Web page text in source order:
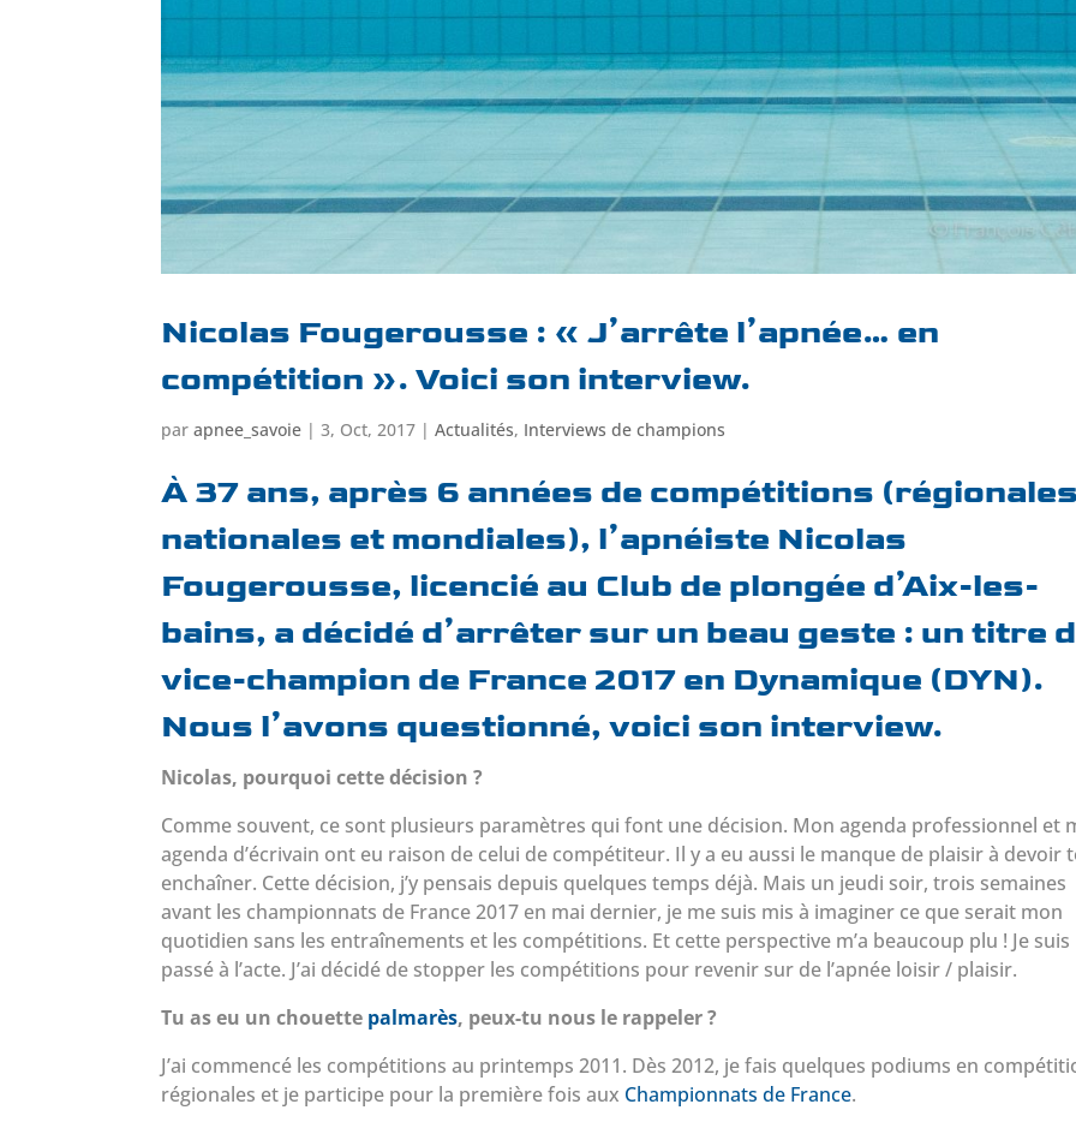
Nicolas Fougerousse : « J’arrête l’apnée… en
compétition ». Voici son interview.
parapnee_savoie |3, Oct, 2017 |Actualités, Interviews de champions
À 37 ans, après 6 années de compétitions
nationales et mondiales), l’apnéiste Nicolas
Fougerousse, licencié au Club de plongée d’Aix-les-
bains, a décidé d’arrêter sur un beau geste : un titre
vice-champion de France 2017 en Dynamique (DYN).
Nous l’avons questionné, voici son interview.
Nicolas, pourquoi cette décision ?
Comme souvent, ce sont plusieurs paramètres qui font une décision. Mon agenda professionnel et
agenda d’écrivain ont eu raison de celui de compétiteur. Il y a eu aussi le manque de plaisir à devoir
enchaîner. Cette décision, j’y pensais depuis quelques temps déjà. Mais un jeudi soir, trois semaines
avant les championnats de France 2017 en mai dernier, je me suis mis à imaginer ce que serait mon
quotidien sans les entraînements et les compétitions. Et cette perspective m’a beaucoup plu ! Je suis
passé à l’acte. J’ai décidé de stopper les compétitions pour revenir sur de l’apnée loisir / plaisir.
Tu as eu un chouette palmarès, peux-tu nous le rappeler ?
J’ai commencé les compétitions au printemps 2011. Dès 2012, je fais quelques podiums en
régionales et je participe pour la première fois aux Championnats de France.